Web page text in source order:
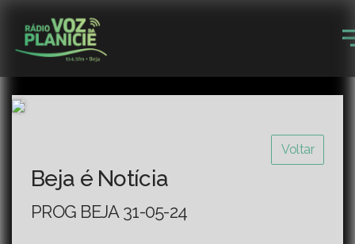
Voltar
Beja é Notícia
PROG BEJA 31-05-24